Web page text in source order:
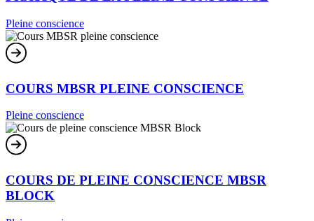
Pleine conscience
COURS MBSR PLEINE CONSCIENCE
Pleine conscience
COURS DE PLEINE CONSCIENCE MBSR
BLOCK